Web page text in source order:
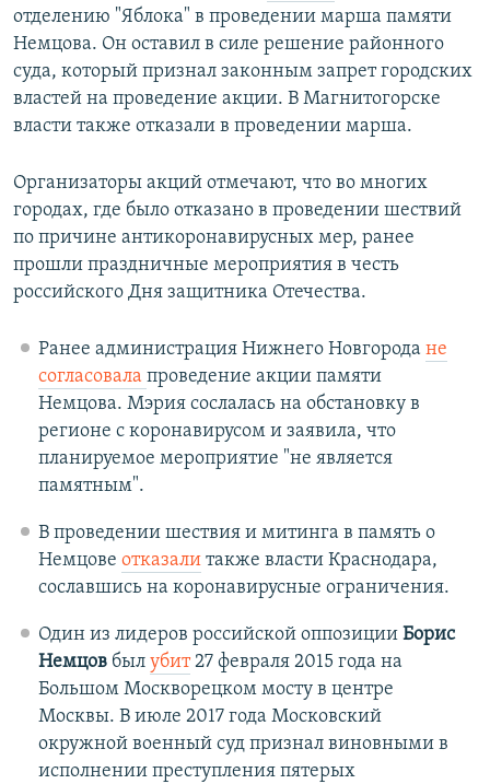
отделению "Яблока" в проведении марша памяти
Немцова. Он оставил в силе решение районного
суда, который признал законным запрет городских
властей на проведение акции. В Магнитогорске
власти также отказали в проведении марша.
Организаторы акций отмечают, что во многих
городах, где было отказано в проведении шествий
по причине антикоронавирусных мер, ранее
прошли праздничные мероприятия в честь
российского Дня защитника Отечества.
Ранее администрация Нижнего Новгорода не
согласовала проведение акции памяти
Немцова. Мэрия сослалась на обстановку в
регионе с коронавирусом и заявила, что
планируемое мероприятие "не является
памятным".
В проведении шествия и митинга в память о
Немцове отказалитакже власти Краснодара,
сославшись на коронавирусные ограничения.
Один из лидеров российской оппозиции Борис
Немцовбыл убит27 февраля 2015 года на
Большом Москворецком мосту в центре
Москвы. В июле 2017 года Московский
окружной военный суд признал виновными в
исполнении преступления пятерых